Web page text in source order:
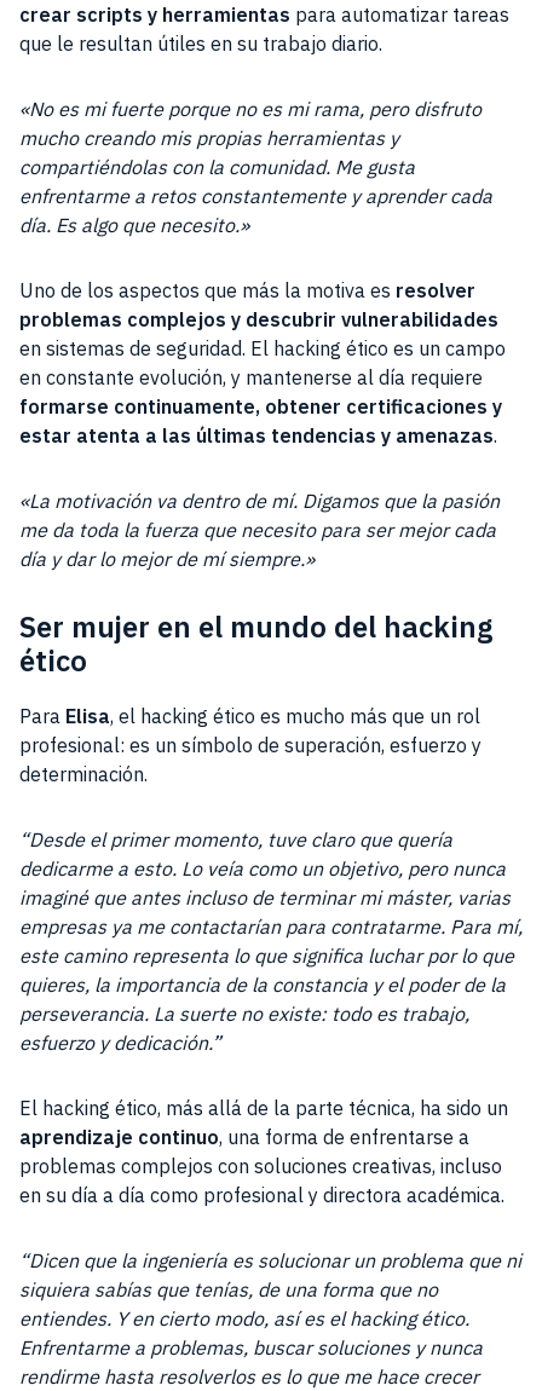
crear scripts y herramientas para automatizar tareas
que le resultan útiles en su trabajo diario.
«No es mi fuerte porque no es mi rama, pero disfruto
mucho creando mis propias herramientas y
compartiéndolas con la comunidad. Me gusta
enfrentarme a retos constantemente y aprender cada
día. Es algo que necesito.»
Uno de los aspectos que más la motiva es resolver
problemas complejos y descubrir vulnerabilidades
en sistemas de seguridad. El hacking ético es un campo
en constante evolución, y mantenerse al día requiere
formarse continuamente, obtener certificaciones y
estar atenta a las últimas tendencias y amenazas.
«La motivación va dentro de mí. Digamos que la pasión
me da toda la fuerza que necesito para ser mejor cada
día y dar lo mejor de mí siempre.»
Ser mujer en el mundo del hacking
ético
Para Elisa, el hacking ético es mucho más que un rol
profesional: es un símbolo de superación, esfuerzo y
determinación.
“Desde el primer momento, tuve claro que quería
dedicarme a esto. Lo veía como un objetivo, pero nunca
imaginé que antes incluso de terminar mi máster, varias
empresas ya me contactarían para contratarme. Para mí,
este camino representa lo que significa luchar por lo que
quieres, la importancia de la constancia y el poder de la
perseverancia. La suerte no existe: todo es trabajo,
esfuerzo y dedicación.”
El hacking ético, más allá de la parte técnica, ha sido un
aprendizaje continuo, una forma de enfrentarse a
problemas complejos con soluciones creativas, incluso
en su día a día como profesional y directora académica.
“Dicen que la ingeniería es solucionar un problema que ni
siquiera sabías que tenías, de una forma que no
entiendes. Y en cierto modo, así es el hacking ético.
Enfrentarme a problemas, buscar soluciones y nunca
rendirme hasta resolverlos es lo que me hace crecer